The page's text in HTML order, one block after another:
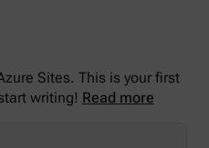
Sites. This is your first
writing! Read more